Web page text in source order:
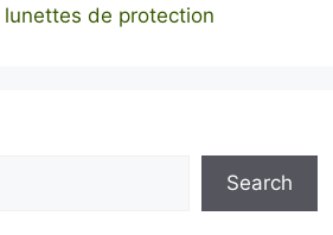
de protection
Search